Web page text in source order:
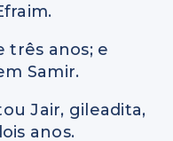
três anos; e
Samir.
Jair, gileadita,
anos.